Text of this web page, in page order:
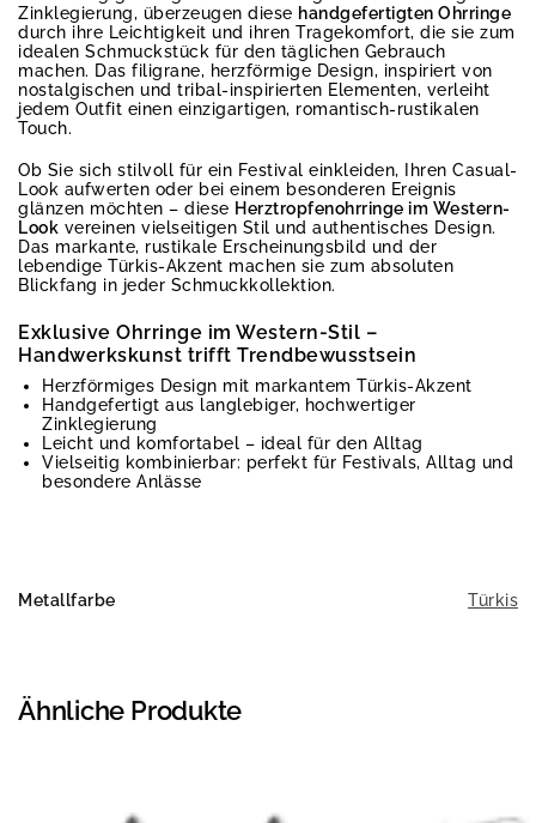
Zinklegierung, überzeugen diese handgefertigten Ohrringe
durch ihre Leichtigkeit und ihren Tragekomfort, die sie zum
idealen Schmuckstück für den täglichen Gebrauch
machen. Das filigrane, herzförmige Design, inspiriert von
nostalgischen und tribal-inspirierten Elementen, verleiht
jedem Outfit einen einzigartigen, romantisch-rustikalen
Touch.
Ob Sie sich stilvoll für ein Festival einkleiden, Ihren Casual-
Look aufwerten oder bei einem besonderen Ereignis
glänzen möchten – diese Herztropfenohrringe im Western-
Look vereinen vielseitigen Stil und authentisches Design.
Das markante, rustikale Erscheinungsbild und der
lebendige Türkis-Akzent machen sie zum absoluten
Blickfang in jeder Schmuckkollektion.
Exklusive Ohrringe im Western-Stil –
Handwerkskunst trifft Trendbewusstsein
Herzförmiges Design mit markantem Türkis-Akzent
Handgefertigt aus langlebiger, hochwertiger
Zinklegierung
Leicht und komfortabel – ideal für den Alltag
Vielseitig kombinierbar: perfekt für Festivals, Alltag und
besondere Anlässe
Metallfarbe Türkis
Ähnliche Produkte